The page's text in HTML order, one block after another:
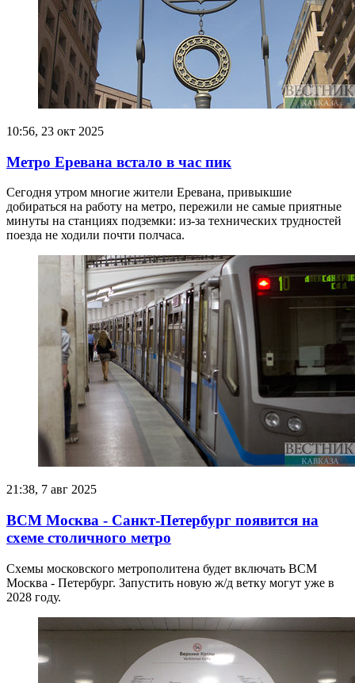
10:56, 23 окт 2025
Метро Еревана встало в час пик
Сегодня утром многие жители Еревана, привыкшие
добираться на работу на метро, пережили не самые приятные
минуты на станциях подземки: из-за технических трудностей
поезда не ходили почти полчаса.
21:38, 7 авг 2025
ВСМ Москва - Санкт-Петербург появится на
схеме столичного метро
Схемы московского метрополитена будет включать ВСМ
Москва - Петербург. Запустить новую ж/д ветку могут уже в
2028 году.